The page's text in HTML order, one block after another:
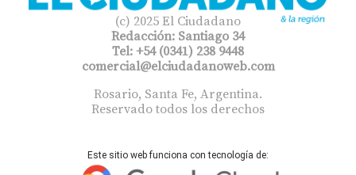
(c) 2025 El Ciudadano
Redacción: Santiago 34
Tel: +54 (0341) 238 9448
comercial@elciudadanoweb.com​
Rosario, Santa Fe, Argentina.
Reservado todos los derechos
Este sitio web funciona con tecnología de: